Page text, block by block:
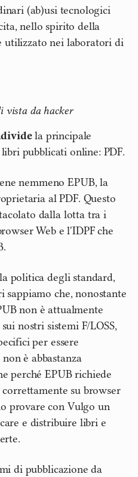
(ab)usi tecnologici
nello spirito della
utilizzato nei laboratori di
vista da hacker
la principale
pubblicati online: PDF.
nemmeno EPUB, la
al PDF. Questo
dalla lotta tra i
Web e l'IDPF che
politica degli standard,
che, nonostante
non è attualmente
nostri sistemi F/LOSS,
per essere
è abbastanza
perché EPUB richiede
su browser
provare con Vulgo un
e distribuire libri e
di pubblicazione da